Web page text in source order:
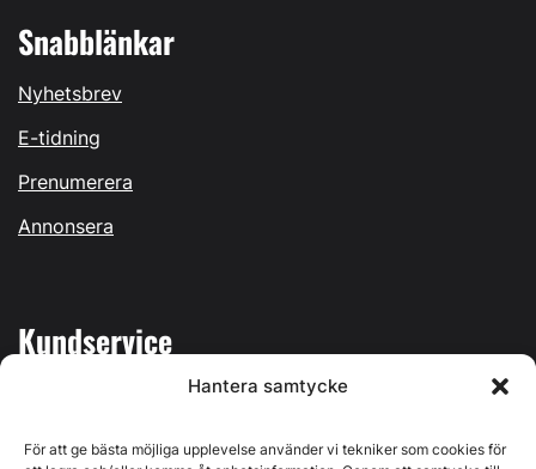
Hantera samtycke
För att ge bästa möjliga upplevelse använder vi tekniker som cookies för
Snabblänkar
Nyhetsbrev
E-tidning
Prenumerera
Annonsera
Kundservice
Kontakta oss